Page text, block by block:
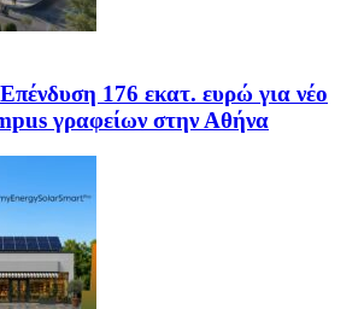
176 εκατ. ευρώ για νέο
γραφείων στην Αθήνα